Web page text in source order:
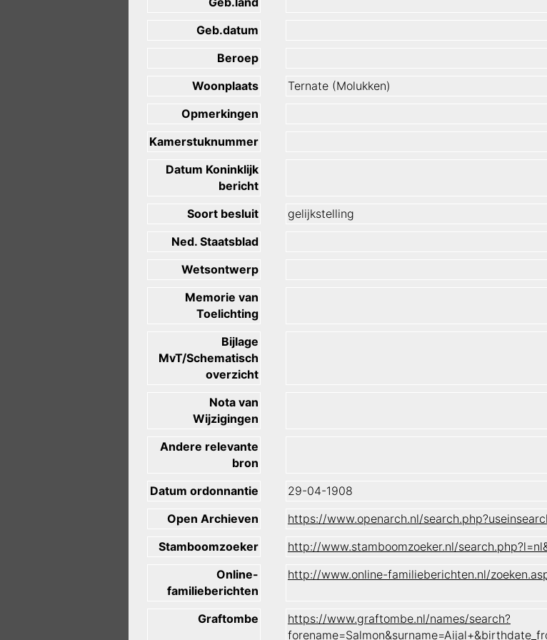
Geb.datum
Beroep
Woonplaats
Ternate (Molukken)
Opmerkingen
Kamerstuknummer
Datum Koninklijk
bericht
Soort besluit
gelijkstelling
Ned. Staatsblad
Wetsontwerp
Memorie van
Toelichting
Bijlage
MvT/Schematisch
overzicht
Nota van
Wijzigingen
Andere relevante
bron
Datum ordonnantie
29-04-1908
Open Archieven
https://www.openarch.nl/
Stamboomzoeker
http://www.stamboomzoeker.nl/
Online-
familieberichten
http://www.online-familieberichten.nl/
Graftombe
https://www.graftombe.nl/names/search?